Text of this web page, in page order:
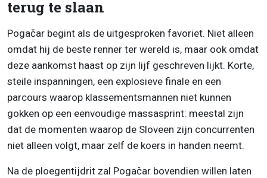
terug te slaan
Pogačar begint als de uitgesproken favoriet. Niet alleen
omdat hij de beste renner ter wereld is, maar ook omdat
deze aankomst haast op zijn lijf geschreven lijkt. Korte,
steile inspanningen, een explosieve finale en een
parcours waarop klassementsmannen niet kunnen
gokken op een eenvoudige massasprint: meestal zijn
dat de momenten waarop de Sloveen zijn concurrenten
niet alleen volgt, maar zelf de koers in handen neemt.
Na de ploegentijdrit zal Pogačar bovendien willen laten